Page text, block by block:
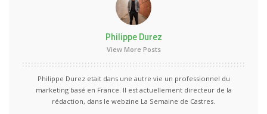
Philippe Durez
View More Posts
Philippe Durez etait dans une autre vie un professionnel du
marketing basé en France. Il est actuellement directeur de la
rédaction, dans le webzine La Semaine de Castres.